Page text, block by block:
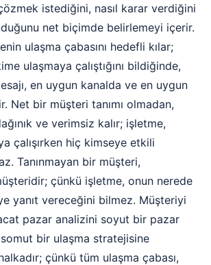
istediğini, nasıl karar verdiğini
net biçimde belirlemeyi içerir.
ulaşma çabasını hedefli kılar;
ulaşmaya çalıştığını bildiğinde,
en uygun kanalda ve en uygun
Net bir müşteri tanımı olmadan,
ve verimsiz kalır; işletme,
çalışırken hiç kimseye etkili
Tanınmayan bir müşteri,
çünkü işletme, onun nerede
yanıt vereceğini bilmez. Müşteriyi
pazar analizini soyut bir pazar
bir ulaşma stratejisine
çünkü tüm ulaşma çabası,